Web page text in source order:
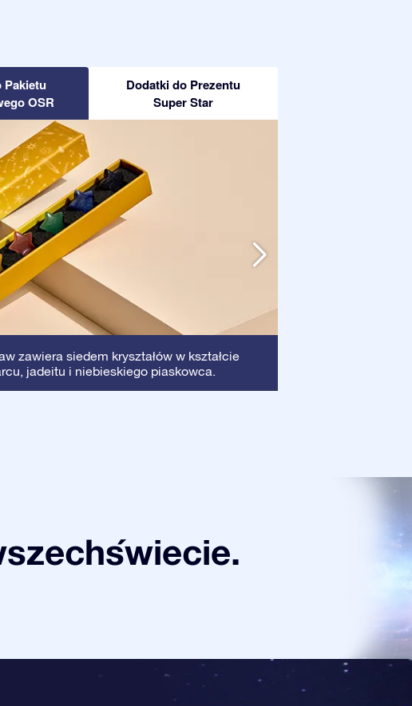
Pakietu
OSR
Dodatki do Prezentu
Super Star
zawiera siedem kryształów w kształcie
jadeitu i niebieskiego piaskowca.